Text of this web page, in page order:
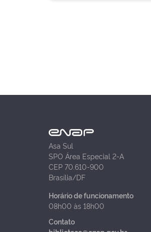
Asa Sul
SPO Área Especial 2-A
CEP 70.610-900
Brasília/DF
Horário de funcionamento
08h00 às 18h00
Contato